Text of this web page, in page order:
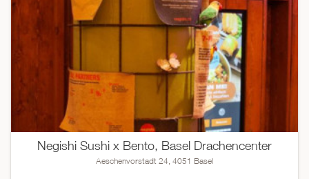
Negishi Sushi x Bento, Basel Drachencenter
Aeschenvorstadt 24, 4051 Basel